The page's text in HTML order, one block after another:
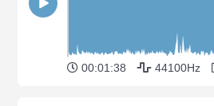
00:01:38 44100Hz